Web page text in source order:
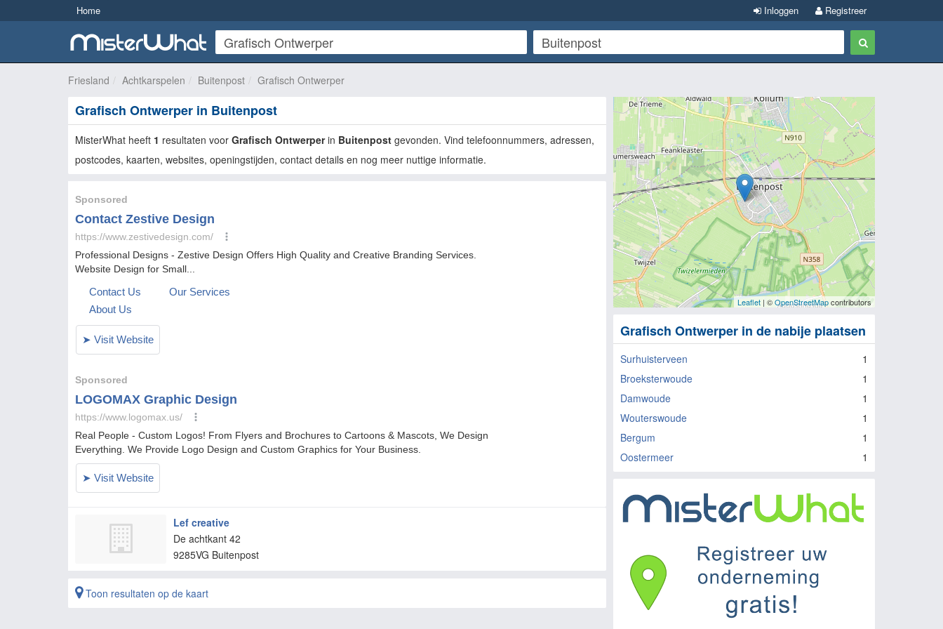
Home Registreer
Inloggen
Friesland Achtkarspelen Buitenpost Grafisch Ontwerper
Grafisch Ontwerper in Buitenpost
MisterWhat heeft 1 resultaten voor Grafisch Ontwerperin Buitenpost gevonden. Vind telefoonnummers, adressen,
postcodes, kaarten, websites, openingstijden, contact details en nog meer nuttige informatie.
Lef creative
De achtkant 42
9285VG Buitenpost
Toon resultaten op de kaart
Leaflet| ©OpenStreetMapcontributors
Grafisch Ontwerper in de nabije plaatsen
Surhuisterveen
1
Broeksterwoude
1
Damwoude
1
Wouterswoude
1
Bergum
1
Oostermeer
1